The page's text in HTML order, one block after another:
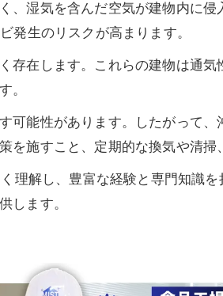
湿気を含んだ空気が建物内に侵
発生のリスクが高まります。
在します。これらの建物は通
。
可能性があります。したがって
施すこと、定期的な換気や清掃
理解し、豊富な経験と専門知識
します。